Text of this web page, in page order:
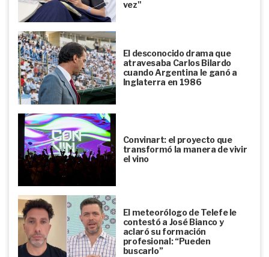
vez"
El desconocido drama que
atravesaba Carlos Bilardo
cuando Argentina le ganó a
Inglaterra en 1986
Convinart: el proyecto que
transformó la manera de vivir
el vino
El meteorólogo de Telefe le
contestó a José Bianco y
aclaró su formación
profesional: “Pueden
buscarlo”